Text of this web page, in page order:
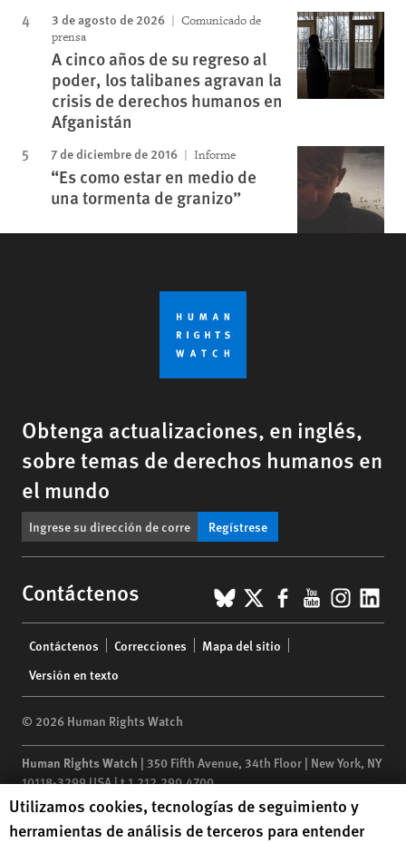
3 de agosto de 2026
Comunicado de
prensa
A cinco años de su regreso al
poder, los talibanes agravan la
crisis de derechos humanos en
Afganistán
7 de diciembre de 2016 Informe
“Es como estar en medio de
una tormenta de granizo”
Obtenga actualizaciones, en inglés,
sobre temas de derechos humanos en
el mundo
Regístrese
Contáctenos BlueSky
X Facebook
YouTube
menu
Contáctenos Correcciones
Mapa del sitio
Versión en texto
© 2026 Human Rights Watch
Human Rights Watch | 350 Fifth Avenue, 34th Floor | New York, NY
10118-3299USA|t1.212.290.4700
Human Rights Watchis a 501(C)(3) nonprofit registered in the US
under EIN: 13-2875808
Human Rights Watch cookie preferences
Utilizamos cookies, tecnologías de seguimiento y
herramientas de análisis de terceros para entender